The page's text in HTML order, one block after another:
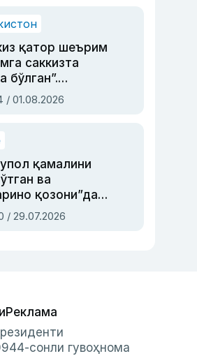
қатор шеърим
саккизта
бўлган”.
Ориповни
айбловлардан
/ 01.08.2026
қамалини
ва
қозони”дан
қаҳрамон —
армияси бош
/ 29.07.2026
Реклама
сонли гувоҳнома